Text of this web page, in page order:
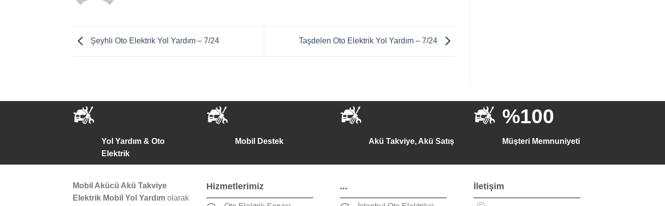
Şeyhli Oto Elektrik Yol Yardım – 7/24 Taşdelen Oto Elektrik Yol Yardım – 7/24
Yol Yardım & Oto
Elektrik
Mobil Destek Akü Takviye, Akü Satış
%100
Müşteri Memnuniyeti
Mobil Akücü Akü Takviye
Elektrik Mobil Yol Yardım olarak
Hizmetlerimiz ... İletişim